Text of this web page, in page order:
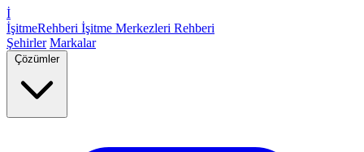
İ
İşitmeRehberi İşitme Merkezleri Rehberi
Şehirler Markalar
Çözümler